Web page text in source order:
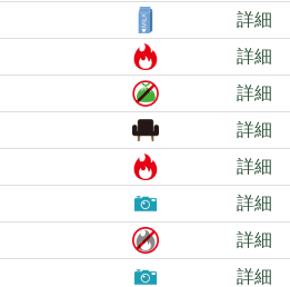
詳細
詳細
詳細
詳細
詳細
詳細
詳細
詳細